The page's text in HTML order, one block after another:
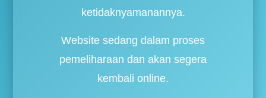
ketidaknyamanannya.
Website sedang dalam proses
pemeliharaan dan akan segera
kembali online.